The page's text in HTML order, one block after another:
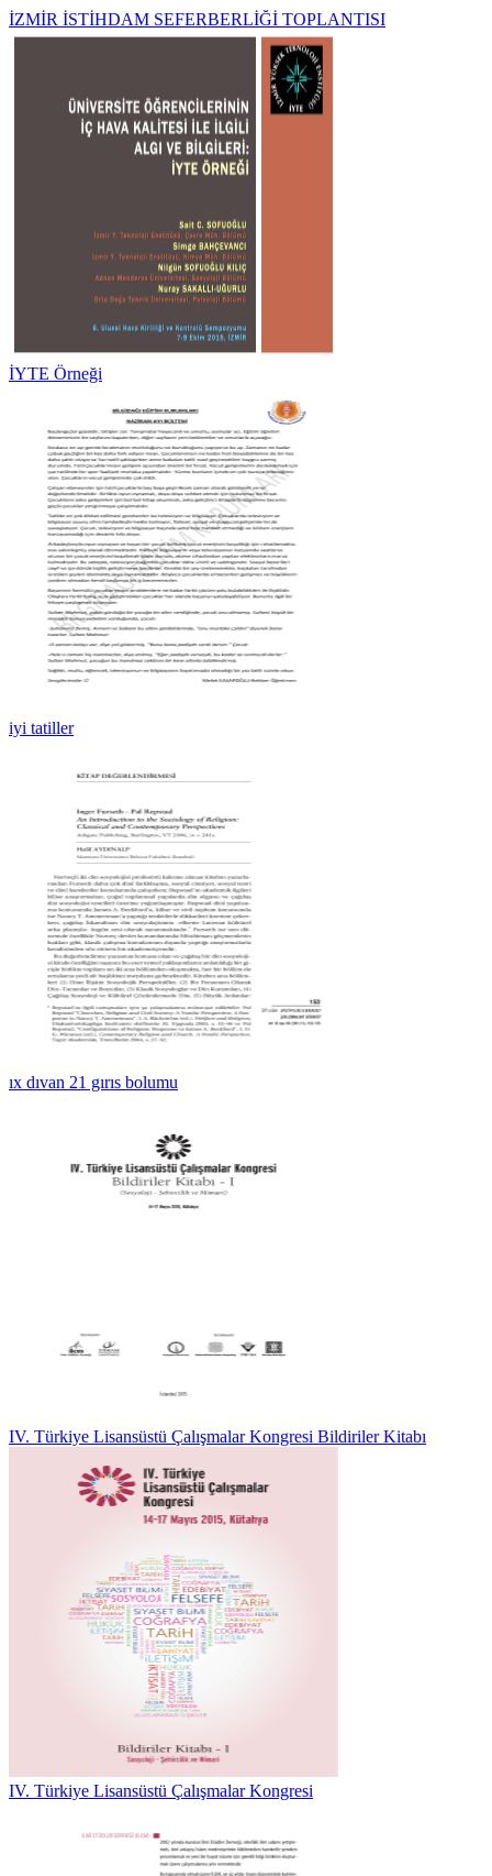
İZMİR İSTİHDAM SEFERBERLİĞİ TOPLANTISI
İYTE Örneği
iyi tatiller
ıx dıvan 21 gırıs bolumu
IV. Türkiye Lisansüstü Çalışmalar Kongresi Bildiriler Kitabı
IV. Türkiye Lisansüstü Çalışmalar Kongresi